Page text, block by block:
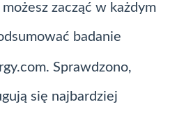
zacząć w każdym
badanie
Sprawdzono,
się najbardziej